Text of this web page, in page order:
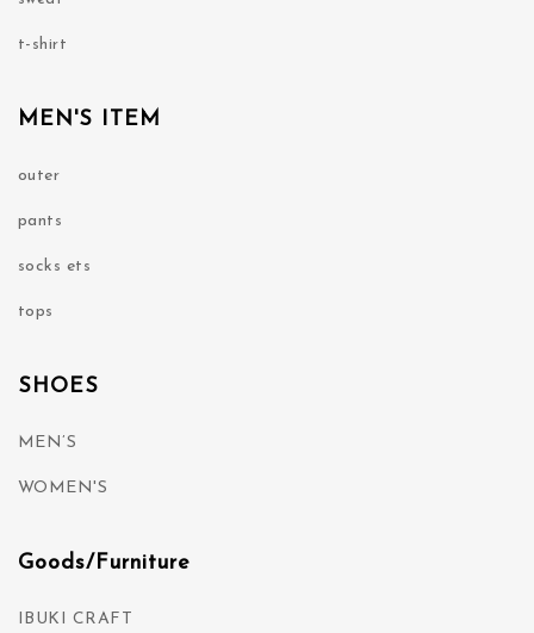
t-shirt
MEN'S ITEM
outer
pants
socks ets
tops
SHOES
MEN’S
WOMEN'S
Goods/Furniture
IBUKI CRAFT